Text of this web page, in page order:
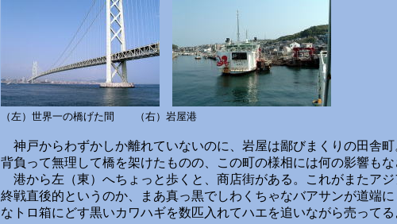
（左）世界一の橋げた間 （右）岩屋港
神戸からわずかしか離れていないのに、岩屋は鄙びまくりの田舎
背負って無理して橋を架けたものの、この町の様相には何の影響もな
港から左（東）へちょっと歩くと、商店街がある。これがまたア
終戦直後的というのか、まあ真っ黒でしわくちゃなバアサンが道端に
なトロ箱にどす黒いカワハギを数匹入れてハエを追いながら売ってる